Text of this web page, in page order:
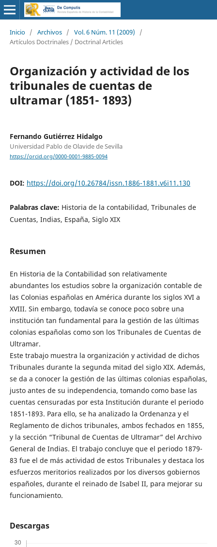
Inicio / Archivos / Vol. 6 Núm. 11 (2009)
/
Artículos Doctrinales / Doctrinal Articles
Organización y actividad de los
tribunales de cuentas de
ultramar (1851- 1893)
Fernando Gutiérrez Hidalgo
Universidad Pablo de Olavide de Sevilla
https://orcid.org/0000-0001-9885-0094
DOI: https://doi.org/10.26784/issn.1886-1881.v6i11.130
Palabras clave: Historia de la contabilidad, Tribunales de
Cuentas, Indias, España, Siglo XIX
Resumen
En Historia de la Contabilidad son relativamente
abundantes los estudios sobre la organización contable de
las Colonias españolas en América durante los siglos XVI a
XVIII. Sin embargo, todavía se conoce poco sobre una
institución tan fundamental para la gestión de las últimas
colonias españolas como son los Tribunales de Cuentas de
Ultramar.
Este trabajo muestra la organización y actividad de dichos
Tribunales durante la segunda mitad del siglo XIX. Además,
se da a conocer la gestión de las últimas colonias españolas,
justo antes de su independencia, tomando como base las
cuentas censuradas por esta Institución durante el periodo
1851-1893. Para ello, se ha analizado la Ordenanza y el
Reglamento de dichos tribunales, ambos fechados en 1855,
y la sección “Tribunal de Cuentas de Ultramar” del Archivo
General de Indias. El trabajo concluye que el periodo 1879-
83 fue el de más actividad de estos Tribunales y destaca los
esfuerzos meritorios realizados por los diversos gobiernos
españoles, durante el reinado de Isabel II, para mejorar su
funcionamiento.
Descargas